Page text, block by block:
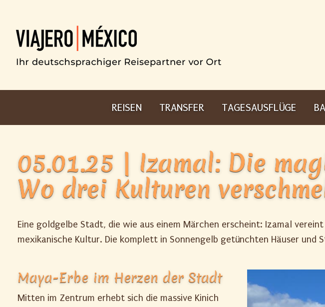
REISEN TRANSFER TAGESAUSFLÜGE
05.01.25 | Izamal: Die
Wo drei Kulturen
Eine goldgelbe Stadt, die wie aus einem Märchen erscheint: Izamal
mexikanische Kultur. Die komplett in Sonnengelb getünchten Häuser
Maya-Erbe im Herzen der Stadt
Mitten im Zentrum erhebt sich die massive Kinich